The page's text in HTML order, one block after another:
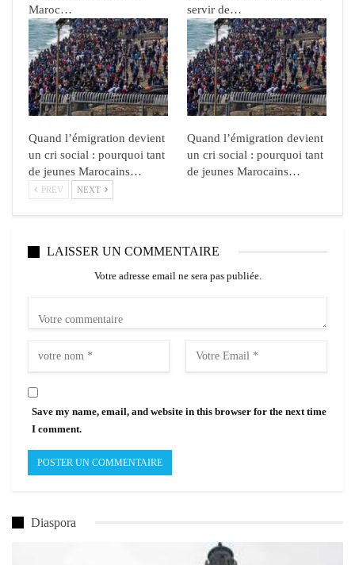
Maroc…
servir de…
Quand l’émigration devient
un cri social : pourquoi tant
de jeunes Marocains…
Quand l’émigration devient
un cri social : pourquoi tant
de jeunes Marocains…
PREV NEXT
LAISSER UN COMMENTAIRE
Votre adresse email ne sera pas publiée.
Save my name, email, and website in this browser for the next time
I comment.
Diaspora